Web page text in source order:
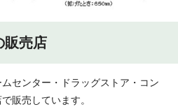
販売店
センター・ドラッグストア・コン
販売しています。